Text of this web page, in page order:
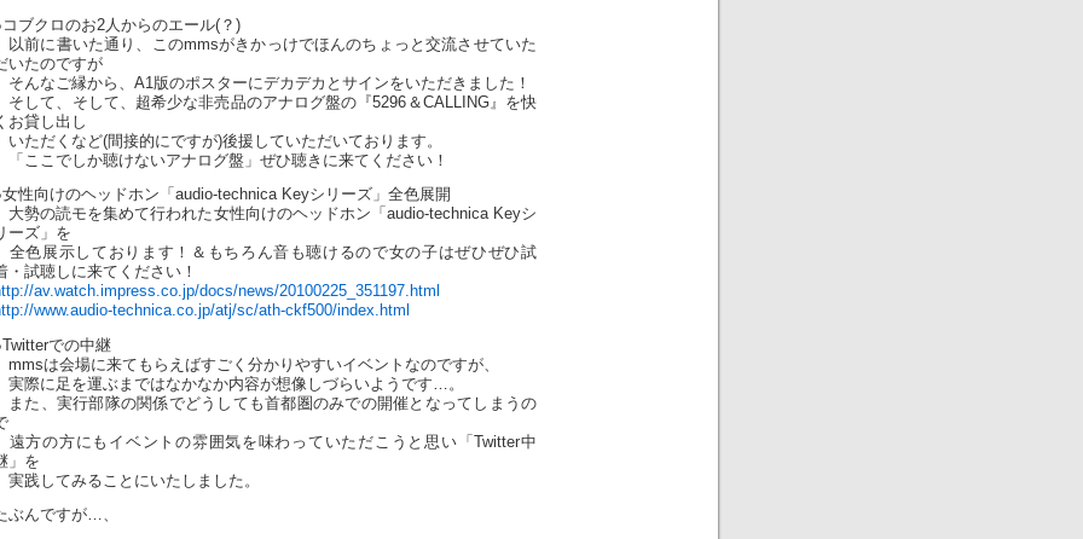
ブクロのお2人からのエール(？)
前に書いた通り、このmmsがきかっけでほんのちょっと交流させていた
いたのですが
んなご縁から、A1版のポスターにデカデカとサインをいただきました！
して、そして、超希少な非売品のアナログ盤の『5296＆CALLING』を快
お貸し出し
ただくなど(間接的にですが)後援していただいております。
ここでしか聴けないアナログ盤」ぜひ聴きに来てください！
性向けのヘッドホン「audio-technica Keyシリーズ」全色展開
勢の読モを集めて行われた女性向けのヘッドホン「audio-technica Keyシ
ーズ」を
色展示しております！＆もちろん音も聴けるので女の子はぜひぜひ試
・試聴しに来てください！
av.watch.impress.co.jp/docs/news/20100225_351197.html
www.audio-technica.co.jp/atj/sc/ath-ckf500/index.html
での中継
は会場に来てもらえばすごく分かりやすいイベントなのですが、
際に足を運ぶまではなかなか内容が想像しづらいようです…。
た、実行部隊の関係でどうしても首都圏のみでの開催となってしまうの
方の方にもイベントの雰囲気を味わっていただこうと思い「Twitter中
」を
践してみることにいたしました。
ぶんですが…、